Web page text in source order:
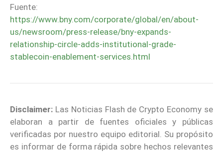
Fuente:
https://www.bny.com/corporate/global/en/about-
us/newsroom/press-release/bny-expands-
relationship-circle-adds-institutional-grade-
stablecoin-enablement-services.html
Disclaimer: Las Noticias Flash de Crypto Economy se
elaboran a partir de fuentes oficiales y públicas
verificadas por nuestro equipo editorial. Su propósito
es informar de forma rápida sobre hechos relevantes